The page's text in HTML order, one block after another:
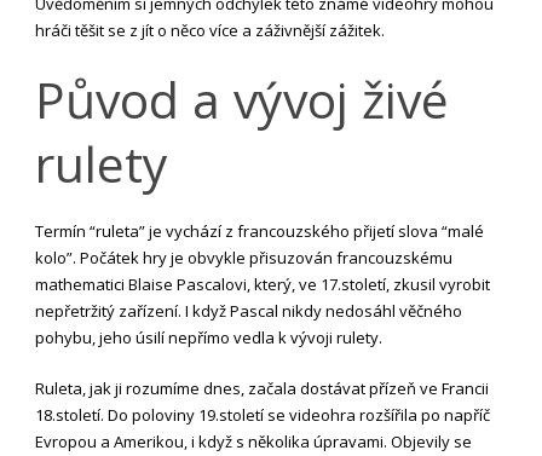
hráči těšit se z jít o něco více a záživnější zážitek.
Původ a vývoj živé
rulety
Termín “ruleta” je vychází z francouzského přijetí slova “malé
kolo”. Počátek hry je obvykle přisuzován francouzskému
mathematici Blaise Pascalovi, který, ve 17.století, zkusil vyrobit
nepřetržitý zařízení. I když Pascal nikdy nedosáhl věčného
pohybu, jeho úsilí nepřímo vedla k vývoji rulety.
Ruleta, jak ji rozumíme dnes, začala dostávat přízeň ve Francii
18.století. Do poloviny 19.století se videohra rozšířila po napříč
Evropou a Amerikou, i když s několika úpravami. Objevily se